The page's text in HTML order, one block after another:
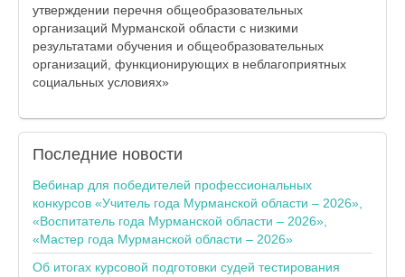
утверждении перечня общеобразовательных
организаций Мурманской области с низкими
результатами обучения и общеобразовательных
организаций, функционирующих в неблагоприятных
социальных условиях»
Последние новости
Вебинар для победителей профессиональных
конкурсов «Учитель года Мурманской области – 2026»,
«Воспитатель года Мурманской области – 2026»,
«Мастер года Мурманской области – 2026»
Об итогах курсовой подготовки судей тестирования